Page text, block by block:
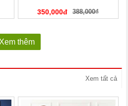
350,000đ 388,000₫
Xem thêm
Xem tất cả